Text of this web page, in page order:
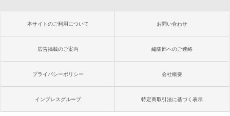
本サイトのご利用について お問い合わせ
広告掲載のご案内 編集部へのご連絡
プライバシーポリシー 会社概要
インプレスグループ 特定商取引法に基づく表示